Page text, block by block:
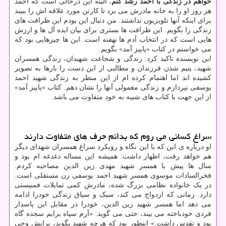
هر روز او را به خانه مادرش می برد تا کارتن مورد علاقه اش را ببیند
برای اینکه آنها تلویزیون نداشتند. من دنبال این بودم این ظرافت های
زندگی را بگویم. این ظرافت ها بستری برای بیان ایده آل ها و ارزش
هایی است که در انتخاب آدم ها نهفته است. این ها چیزهایی بود که
می خواستم در کتاب «پاییز آمد» بگویم.
این نویسنده تاکید کرد: زندگی و شجاعت شهیدان، زندگی همسران
شهید، یتیم شدن فرزندان و مطالبی از این دست را بارها به تصویر
کشیده اند اما اهتمام کرده ام از این منظر به زندگی شهید احمد
یوسفی نپردازم و زندگی معمولی آنها را نشان دهم. کتاب «پاییز آمد»
از این جهت با کتاب های شبیه به خود متفاوت می باشد.
سراغ کسانی می روم که بدانم حرف های متفاوت دارند
او درباره ی این که با این نگاه و رویکرد سراغ همسران شهدای دیگر
هم خواهد رفت، اظهار داشت: همیشه این مساله دغدغه ام بود و
سال ها پیش با همسر شهید مهدی زین الدین مصاحبه کردم.
فخرالسادات موسوی همسر شهید احمد یوسفی زن مستقلی است.
در یک خانواده نظامی بزرگ شده، مادرش کمی تمایلات فمنیستی
دارد. زمانی که ازدواج می کند، سبک و سیاق زندگی خودرا ادامه
می دهد اما همسر شهید زین الدین، خودرا در مقابل این پاسدار
فردی خودباخته می بیند، حتی می گوید: «آرم سپاه برایم سجده گاه
بود و تقدس داشت.» اینطور بود که هرچه شهید بگوید، برایش وحی